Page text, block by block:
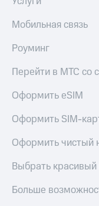
Мобильная связь
Роуминг
Перейти в МТС со
Оформить eSIM
Оформить SIM-
Оформить чистый
Выбрать
Больше